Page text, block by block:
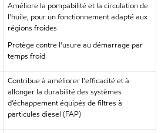
Améliore la pompabilité et la circulation de
l'huile, pour un fonctionnement adapté aux
régions froides
Protège contre l'usure au démarrage par
temps froid
Contribue à améliorer l'efficacité et à
allonger la durabilité des systèmes
d’échappement équipés de filtres à
particules diesel (FAP)